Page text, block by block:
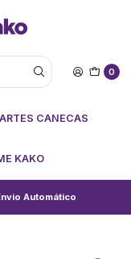
0
ARTES CANECAS
KAKO
Automático